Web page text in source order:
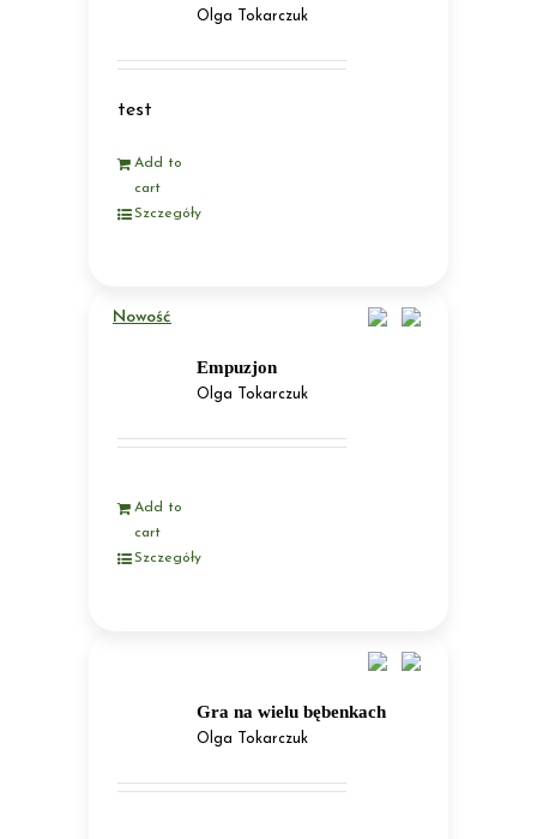
Olga Tokarczuk
test
Add to
cart
Szczegóły
Empuzjon
Olga Tokarczuk
Add to
cart
Szczegóły
Nowość
Gra na wielu bębenkach
Olga Tokarczuk